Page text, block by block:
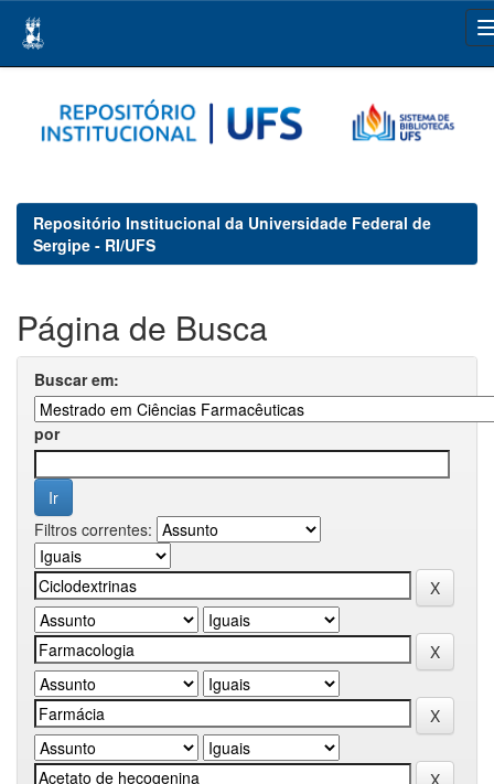
navigation
Repositório Institucional da Universidade Federal de
Sergipe - RI/UFS
Página de Busca
Buscar em:
por
Filtros correntes: